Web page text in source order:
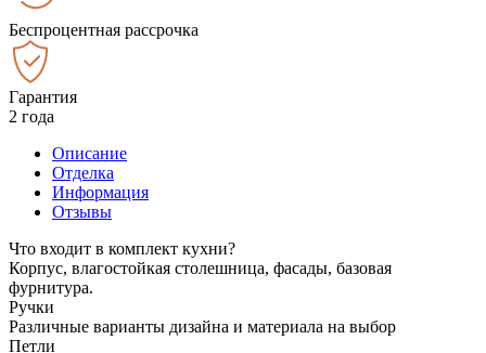
Беспроцентная рассрочка
Гарантия
2 года
Описание
Отделка
Информация
Отзывы
Что входит в комплект кухни?
Корпус, влагостойкая столешница, фасады, базовая
фурнитура.
Ручки
Различные варианты дизайна и материала на выбор
Петли